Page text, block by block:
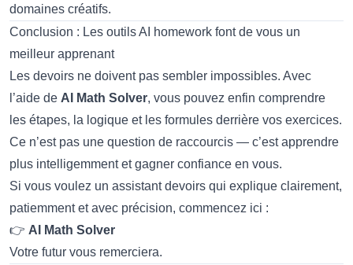
domaines créatifs.
Conclusion : Les outils AI homework font de vous un
meilleur apprenant
Les devoirs ne doivent pas sembler impossibles. Avec
l’aide de AI Math Solver, vous pouvez enfin comprendre
les étapes, la logique et les formules derrière vos exercices.
Ce n’est pas une question de raccourcis — c’est apprendre
plus intelligemment et gagner confiance en vous.
Si vous voulez un assistant devoirs qui explique clairement,
patiemment et avec précision, commencez ici :
👉 AI Math Solver
Votre futur vous remerciera.